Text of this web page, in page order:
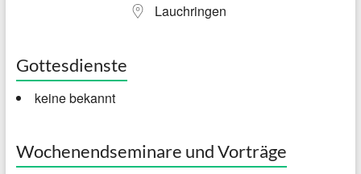
Lauchringen
Gottesdienste
keine bekannt
Wochenendseminare und Vorträge